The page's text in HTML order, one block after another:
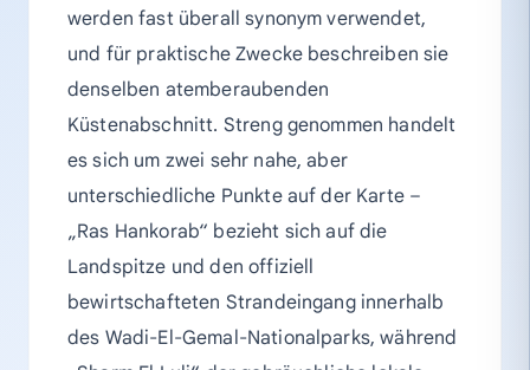
werden fast überall synonym verwendet,
und für praktische Zwecke beschreiben sie
denselben atemberaubenden
Küstenabschnitt. Streng genommen handelt
es sich um zwei sehr nahe, aber
unterschiedliche Punkte auf der Karte –
„Ras Hankorab“ bezieht sich auf die
Landspitze und den offiziell
bewirtschafteten Strandeingang innerhalb
des Wadi-El-Gemal-Nationalparks, während